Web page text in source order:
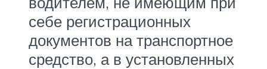
себе регистрационных
документов на транспортное
средство, а в установленных